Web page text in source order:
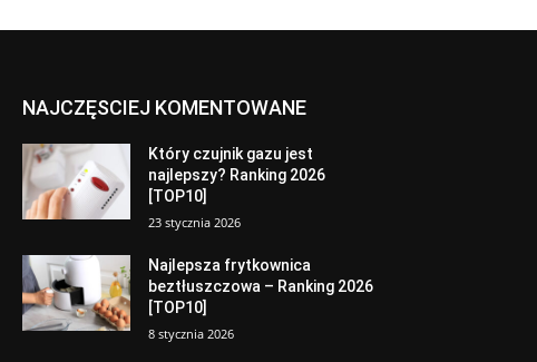
NAJCZĘSCIEJ KOMENTOWANE
Który czujnik gazu jest
najlepszy? Ranking 2026
[TOP10]
23 stycznia 2026
Najlepsza frytkownica
beztłuszczowa – Ranking 2026
[TOP10]
8 stycznia 2026